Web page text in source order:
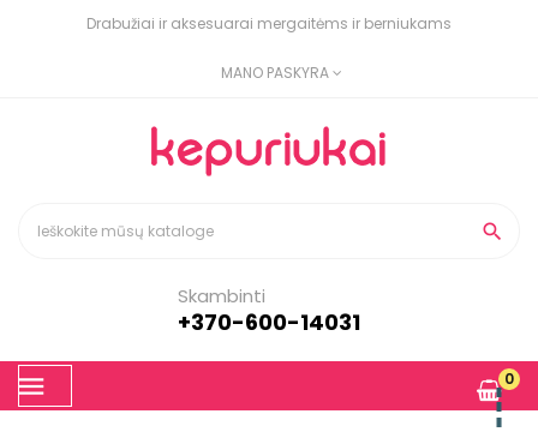
Drabužiai ir aksesuarai mergaitėms ir berniukams
MANO PASKYRA

Skambinti
+370-600-14031
Toggle
navigation
0